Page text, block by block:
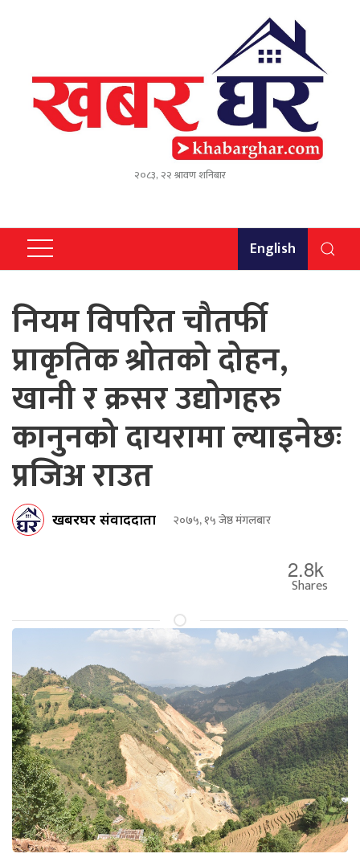
२०८३, २२ श्रावण शनिबार
English
नियम विपरित चौतर्फी
प्राकृतिक श्रोतको दोहन,
खानी र क्रसर उद्योगहरु
कानुनको दायरामा ल्याइनेछः
प्रजिअ राउत
खबरघर संवाददाता २०७५, १५ जेष्ठ मंगलबार
2.8k
Shares